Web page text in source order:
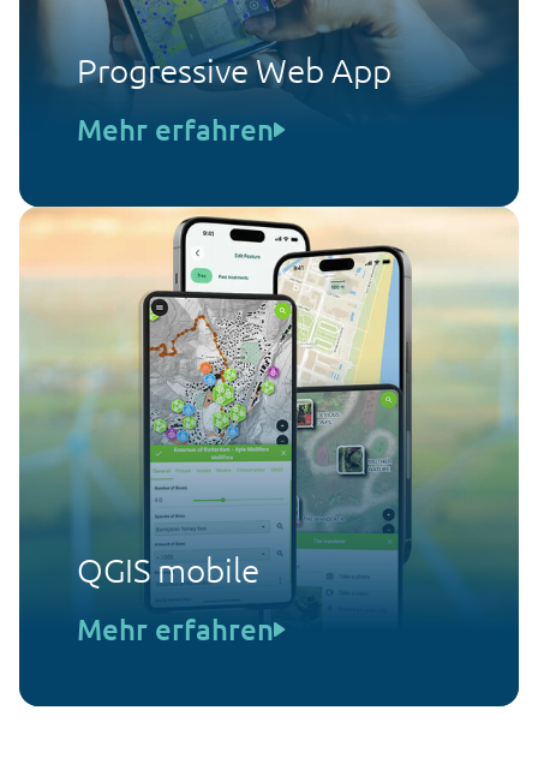
Progressive Web App
Mehr erfahren
QGIS mobile
Mehr erfahren